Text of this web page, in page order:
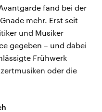
fand bei der
mehr. Erst seit
und Musiker
gegeben – und dabei
Frühwerk
oder die